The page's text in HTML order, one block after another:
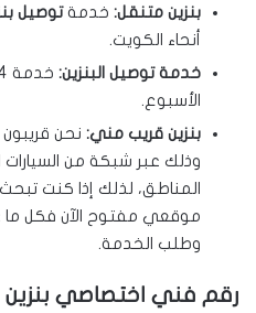
بنزين متنقل: خدمةتوصيل
أنحاء الكويت.
خدمة توصيل البنزين:
الأسبوع.
بنزين قريب مني: نحن
وذلك عبر شبكة من
المناطق، لذلك إذا كنت
موقعي مفتوح الآن فكل ما
وطلب الخدمة.
رقم فني اختصاصي